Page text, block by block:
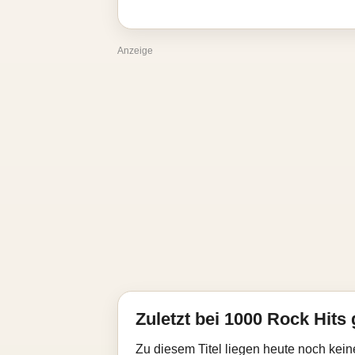
Anzeige
Zuletzt bei 1000 Rock Hits
Zu diesem Titel liegen heute noch